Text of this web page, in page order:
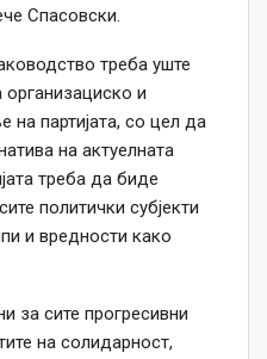
Спасовски.
треба уште
и
партијата, со цел да
на актуелната
треба да биде
политички субјекти
и вредности како
за сите прогресивни
на солидарност,